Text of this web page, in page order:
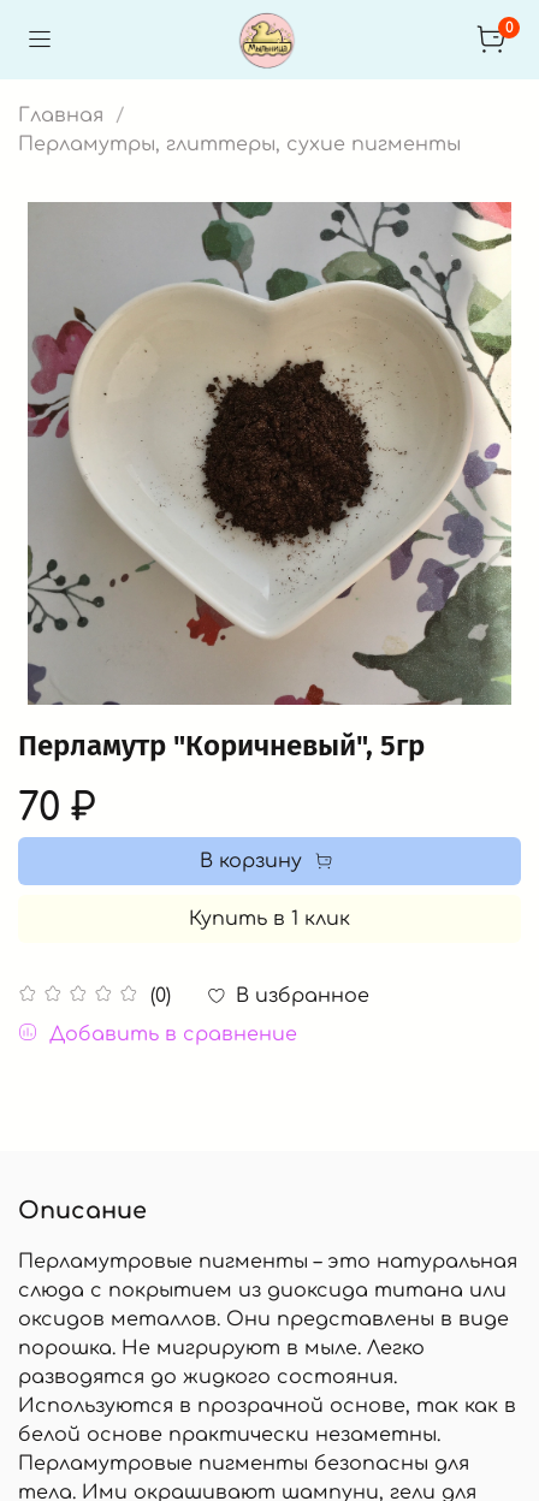
0
Главная
Перламутры, глиттеры, сухие пигменты
Перламутр "Коричневый", 5гр
(0)
В избранное
Добавить в сравнение
70 ₽
В корзину
Купить в 1 клик
Описание
Перламутровые пигменты – это натуральная
слюда с покрытием из диоксида титана или
оксидов металлов. Они представлены в виде
порошка. Не мигрируют в мыле. Легко
разводятся до жидкого состояния.
Используются в прозрачной основе, так как в
белой основе практически незаметны.
Перламутровые пигменты безопасны для
тела. Ими окрашивают шампуни, гели для